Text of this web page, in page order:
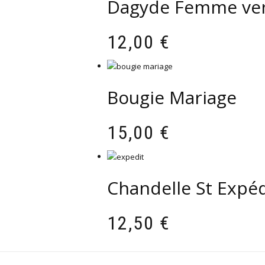
Dagyde Femme
12,00 €
Bougie Mariage
15,00 €
Chandelle St
12,50 €